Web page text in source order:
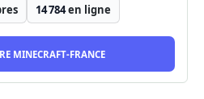
14 784en ligne
MINECRAFT-FRANCE